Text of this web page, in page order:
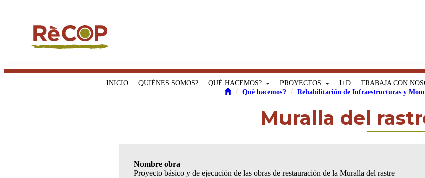
INICIO QUIÉNES SOMOS? QUÉ HACEMOS? PROYECTOS I+D TRABAJA CON
Què hacemos? Rehabilitación de Infraestructuras y
Muralla del
Nombre obra
Proyecto básico y de ejecución de las obras de restauración de la Muralla del rastre